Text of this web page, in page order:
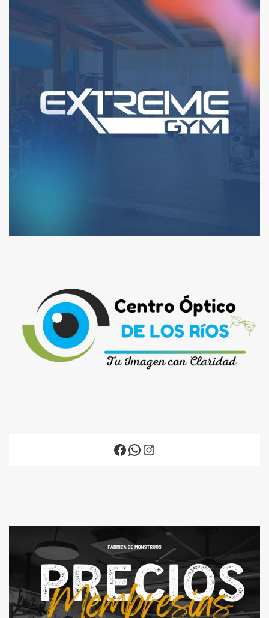
Facebook
WhatsApp
Instagram